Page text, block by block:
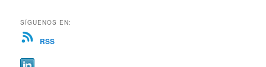
SÍGUENOS EN:
RSS